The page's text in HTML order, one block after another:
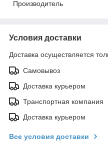
Производитель
Условия доставки
Доставка осуществляется
Самовывоз
Доставка курьером
Транспортная компания
Доставка курьером
Все условия доставки